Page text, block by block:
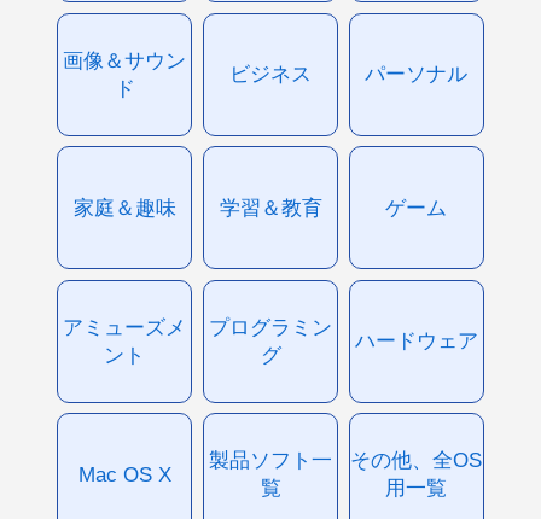
画像＆サウン
ド
ビジネス パーソナル
家庭＆趣味 学習＆教育 ゲーム
アミューズメ
ント
プログラミン
グ
ハードウェア
Mac OS X
製品ソフト一
覧
その他、全OS
用一覧